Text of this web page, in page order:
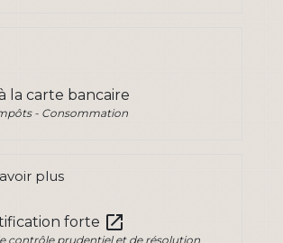
la carte bancaire
- Consommation
plus
forte open_in_new
contrôle prudentiel et de résolution